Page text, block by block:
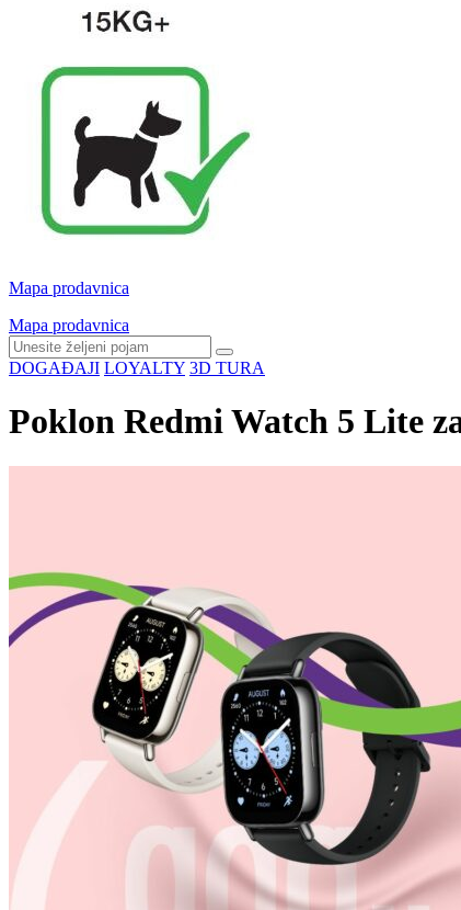
Mapa prodavnica
Mapa prodavnica
DOGAĐAJI LOYALTY 3D TURA
Poklon Redmi Watch 5 Lite